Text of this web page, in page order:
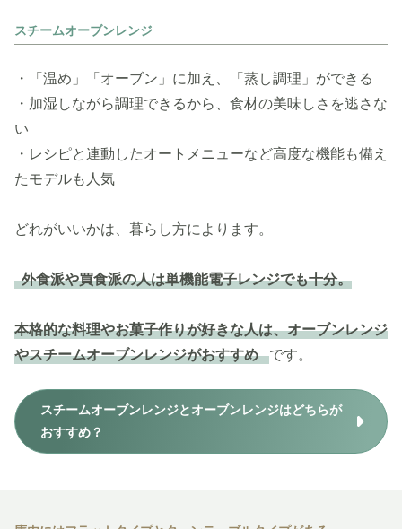
スチームオーブンレンジ
・「温め」「オーブン」に加え、「蒸し調理」ができる
・加湿しながら調理できるから、食材の美味しさを逃さな
い
・レシピと連動したオートメニューなど高度な機能も備え
たモデルも人気
どれがいいかは、暮らし方によります。
外食派や買食派の人は単機能電子レンジでも十分。
本格的な料理やお菓子作りが好きな人は、オーブンレンジ
やスチームオーブンレンジがおすすめ です。
スチームオーブンレンジとオーブンレンジはどちらが
おすすめ？